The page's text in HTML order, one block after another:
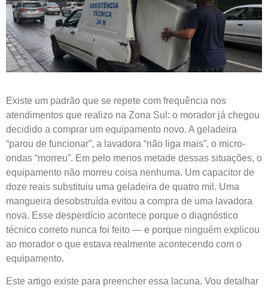
Existe um padrão que se repete com frequência nos
atendimentos que realizo na Zona Sul: o morador já chegou
decidido a comprar um equipamento novo. A geladeira
“parou de funcionar”, a lavadora “não liga mais”, o micro-
ondas “morreu”. Em pelo menos metade dessas situações, o
equipamento não morreu coisa nenhuma. Um capacitor de
doze reais substituiu uma geladeira de quatro mil. Uma
mangueira desobstruída evitou a compra de uma lavadora
nova. Esse desperdício acontece porque o diagnóstico
técnico correto nunca foi feito — e porque ninguém explicou
ao morador o que estava realmente acontecendo com o
equipamento.
Este artigo existe para preencher essa lacuna. Vou detalhar